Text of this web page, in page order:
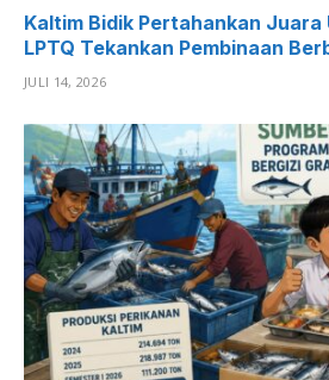
Kaltim Bidik Pertahankan Juara
LPTQ Tekankan Pembinaan
JULI 14, 2026